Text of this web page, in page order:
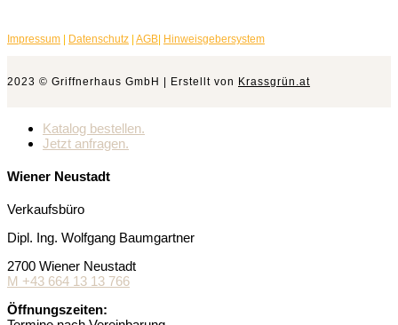
Impressum | Datenschutz | AGB| Hinweisgebersystem
2023 © Griffnerhaus GmbH | Erstellt von Krassgrün.at
Katalog bestellen.
Jetzt anfragen.
Wiener Neustadt
Verkaufsbüro
Dipl. Ing. Wolfgang Baumgartner
2700 Wiener Neustadt
M +43 664 13 13 766
Öffnungszeiten: